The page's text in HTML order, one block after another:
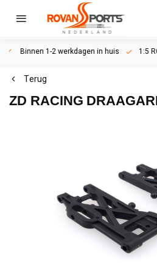
Binnen 1-2 werkdagen in huis 1:5 RC
Terug
ZD RACING